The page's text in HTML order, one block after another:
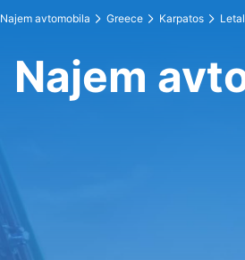
Najem avtomobila Greece Karpatos
Najem